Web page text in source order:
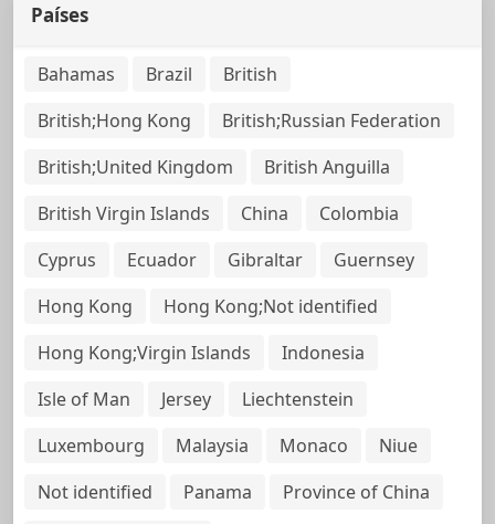
Países
Bahamas Brazil
British
British;Hong Kong
British;Russian Federation
British;United Kingdom
British Anguilla
British Virgin Islands
China
Colombia
Cyprus
Ecuador Gibraltar
Guernsey
Hong Kong
Hong Kong;Not identified
Hong Kong;Virgin Islands
Indonesia
Isle of Man
Jersey
Liechtenstein
Luxembourg
Malaysia Monaco
Niue
Not identified
Panama
Province of China